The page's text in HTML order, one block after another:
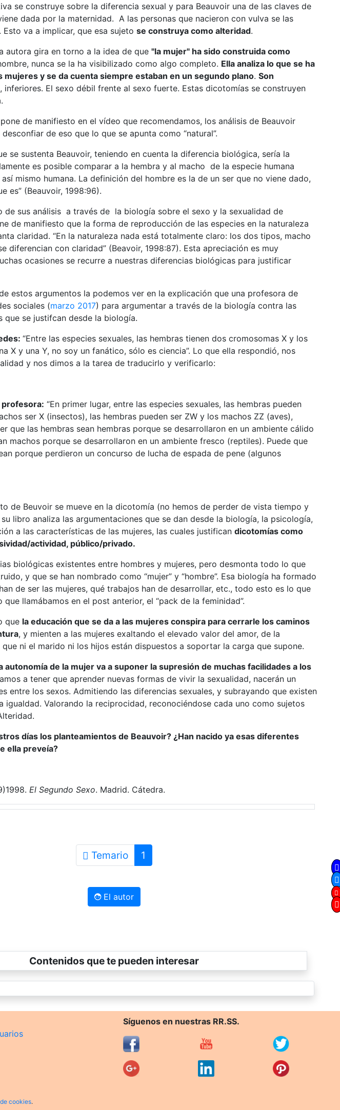
se construye sobre la diferencia sexual y para Beauvoir una de las claves de
dada por la maternidad. A las personas que nacieron con vulva se las
. Esto va a implicar, que esa sujeto se construya como alteridad.
autora gira en torno a la idea de que "la mujer" ha sido construida como
nunca se la ha visibilizado como algo completo. Ella analiza lo que se ha
mujeres y se da cuenta siempre estaban en un segundo plano. Son
, inferiores. El sexo débil frente al sexo fuerte. Estas dicotomías se construyen
de manifiesto en el vídeo que recomendamos, los análisis de Beauvoir
de eso que lo que se apunta como “natural”.
se sustenta Beauvoir, teniendo en cuenta la diferencia biológica, sería la
es posible comparar a la hembra y al macho de la especie humana
mismo humana. La definición del hombre es la de un ser que no viene dado,
es” (Beauvoir, 1998:96).
de sus análisis a través de la biología sobre el sexo y la sexualidad de
de manifiesto que la forma de reproducción de las especies en la naturaleza
claridad. “En la naturaleza nada está totalmente claro: los dos tipos, macho
diferencian con claridad” (Beavoir, 1998:87). Esta apreciación es muy
ocasiones se recurre a nuestras diferencias biológicas para justificar
estos argumentos la podemos ver en la explicación que una profesora de
sociales (marzo 2017) para argumentar a través de la biología contra las
que se justifcan desde la biología.
“Entre las especies sexuales, las hembras tienen dos cromosomas X y los
X y una Y, no soy un fanático, sólo es ciencia”. Lo que ella respondió, nos
y nos dimos a la tarea de traducirlo y verificarlo:
profesora: “En primer lugar, entre las especies sexuales, las hembras pueden
ser X (insectos), las hembras pueden ser ZW y los machos ZZ (aves),
que las hembras sean hembras porque se desarrollaron en un ambiente cálido
machos porque se desarrollaron en un ambiente fresco (reptiles). Puede que
porque perdieron un concurso de lucha de espada de pene (algunos
de Beuvoir se mueve en la dicotomía (no hemos de perder de vista tiempo y
libro analiza las argumentaciones que se dan desde la biología, la psicología,
a las características de las mujeres, las cuales justifican dicotomías como
actividad, público/privado.
biológicas existentes entre hombres y mujeres, pero desmonta todo lo que
y que se han nombrado como “mujer” y “hombre”. Esa biología ha formado
de ser las mujeres, qué trabajos han de desarrollar, etc., todo esto es lo que
que llamábamos en el post anterior, el “pack de la feminidad”.
que la educación que se da a las mujeres conspira para cerrarle los caminos
, y mienten a las mujeres exaltando el elevado valor del amor, de la
ni el marido ni los hijos están dispuestos a soportar la carga que supone.
autonomía de la mujer va a suponer la supresión de muchas facilidades a los
a tener que aprender nuevas formas de vivir la sexualidad, nacerán un
entre los sexos. Admitiendo las diferencias sexuales, y subrayando que existen
igualdad. Valorando la reciprocidad, reconociéndose cada uno como sujetos
días los planteamientos de Beauvoir? ¿Han nacido ya esas diferentes
ella preveía?
El Segundo Sexo. Madrid. Cátedra.
Temario 1
El autor
Contenidos que te pueden interesar
Síguenos en nuestras RR.SS.
cookies.